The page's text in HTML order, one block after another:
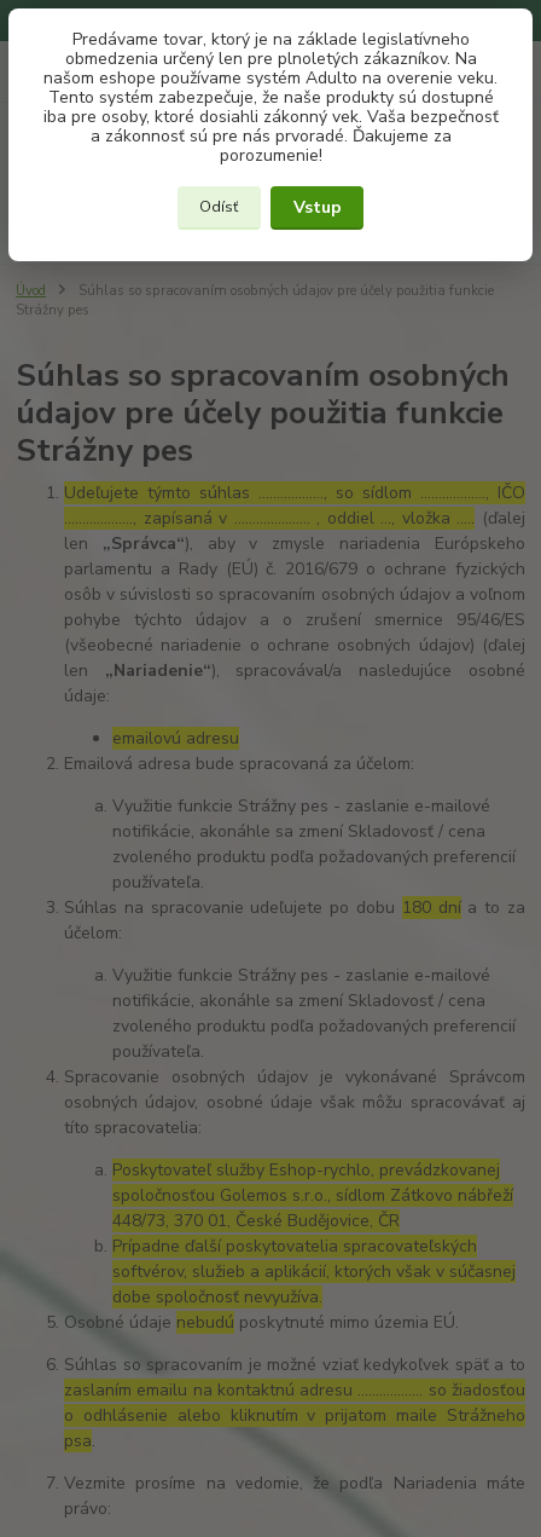
Predávame tovar, ktorý je na základe legislatívneho
obmedzenia určený len pre plnoletých zákazníkov. Na
našom eshope používame systém Adulto na overenie veku.
Tento systém zabezpečuje, že naše produkty sú dostupné
iba pre osoby, ktoré dosiahli zákonný vek. Vaša bezpečnosť
a zákonnosť sú pre nás prvoradé. Ďakujeme za
porozumenie!
Odísť Vstup
EUR
+421 907 302 607
(Po-Pia, 10 -18 hod.)
za€ 0
Úvod
Súhlas so spracovaním osobných údajov pre účely použitia funkcie
Strážny pes
Súhlas so spracovaním osobných
údajov pre účely použitia funkcie
Strážny pes
Udeľujete týmto súhlas ……………..., so sídlom ………………, IČO
………………., zapísaná v ………………… , oddiel …, vložka ….. (ďalej
len „Správca“), aby v zmysle nariadenia Európskeho
parlamentu a Rady (EÚ) č. 2016/679 o ochrane fyzických
osôb v súvislosti so spracovaním osobných údajov a voľnom
pohybe týchto údajov a o zrušení smernice 95/46/ES
(všeobecné nariadenie o ochrane osobných údajov) (ďalej
len „Nariadenie“), spracovával/a nasledujúce osobné
údaje:
emailovú adresu
Emailová adresa bude spracovaná za účelom:
Využitie funkcie Strážny pes - zaslanie e-mailové
notifikácie, akonáhle sa zmení Skladovosť / cena
zvoleného produktu podľa požadovaných preferencií
používateľa.
Súhlas na spracovanie udeľujete po dobu 180 dnía to za
účelom:
Využitie funkcie Strážny pes - zaslanie e-mailové
notifikácie, akonáhle sa zmení Skladovosť / cena
zvoleného produktu podľa požadovaných preferencií
používateľa.
Spracovanie osobných údajov je vykonávané Správcom
osobných údajov, osobné údaje však môžu spracovávať aj
títo spracovatelia:
Poskytovateľ služby Eshop-rychlo, prevádzkovanej
spoločnosťou Golemos s.r.o., sídlom Zátkovo nábřeží
448/73, 370 01, České Budějovice, ČR
Prípadne ďalší poskytovatelia spracovateľských
softvérov, služieb a aplikácií, ktorých však v súčasnej
dobe spoločnosť nevyužíva.
Osobné údaje nebudú poskytnuté mimo územia EÚ.
Súhlas so spracovaním je možné vziať kedykoľvek späť a to
zaslaním emailu na kontaktnú adresu ..……………. so žiadosťou
o odhlásenie alebo kliknutím v prijatom maile Strážneho
psa.
Vezmite prosíme na vedomie, že podľa Nariadenia máte
právo: